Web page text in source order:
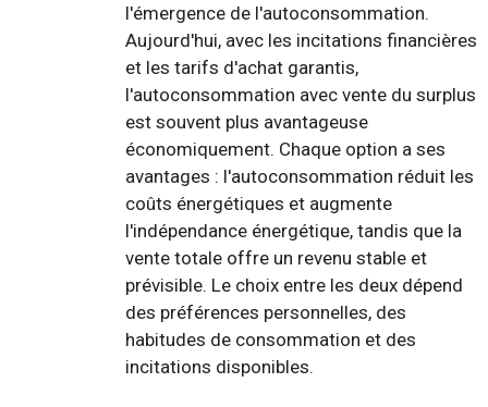
l'émergence de l'autoconsommation.
Aujourd'hui, avec les incitations financières
et les tarifs d'achat garantis,
l'autoconsommation avec vente du surplus
est souvent plus avantageuse
économiquement. Chaque option a ses
avantages : l'autoconsommation réduit les
coûts énergétiques et augmente
l'indépendance énergétique, tandis que la
vente totale offre un revenu stable et
prévisible. Le choix entre les deux dépend
des préférences personnelles, des
habitudes de consommation et des
incitations disponibles.